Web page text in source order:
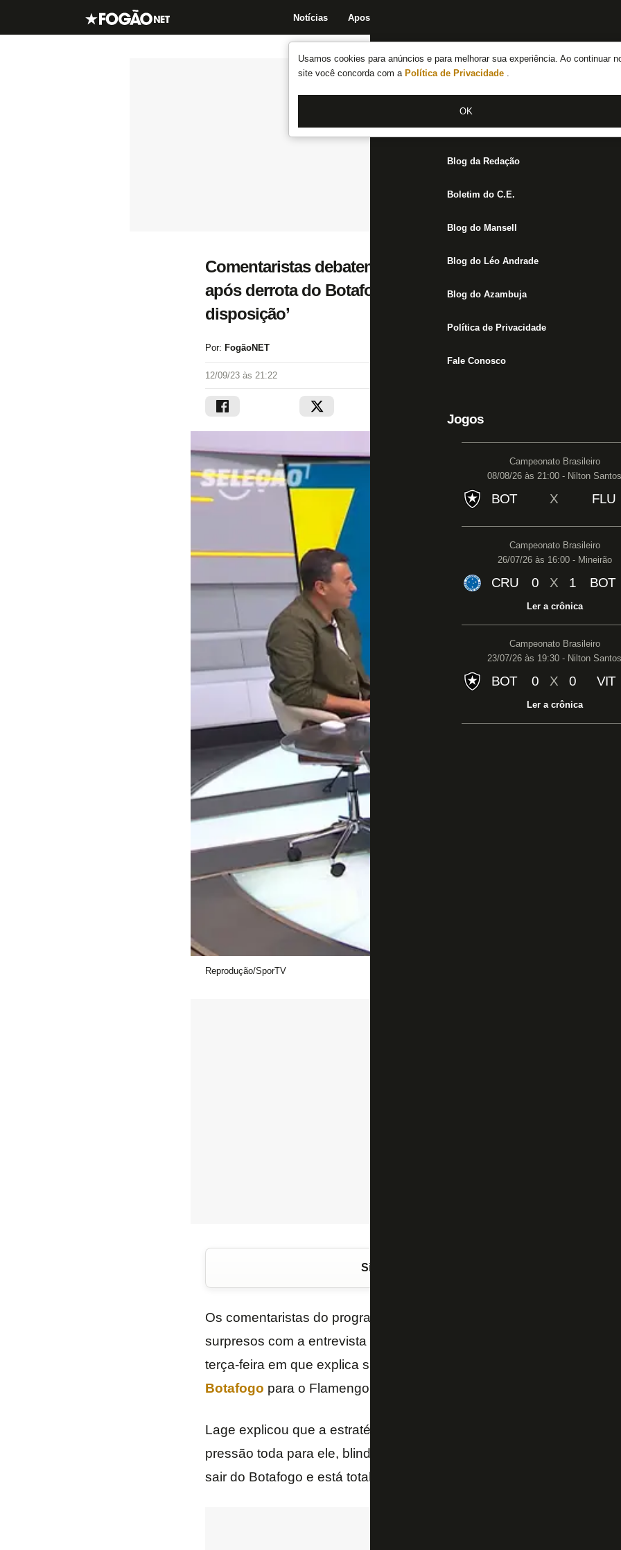
Usamos cookies para anúncios e para melhorar sua experiência. Ao continuar
site você concorda com a Política de Privacidade .
OK
Notícias Apostas
Notícias do Botafogo
Fórum
Jogos
Blog da Redação
Boletim do C.E.
Blog do Mansell
Blog do Léo Andrade
Blog do Azambuja
Política de Privacidade
Fale Conosco
Jogos
Campeonato Brasileiro
08/08/26 às 21:00 - Nilton Santos
BOT X FLU
Campeonato Brasileiro
26/07/26 às 16:00 - Mineirão
CRU 0 X 1 BOT
Ler a crônica
Campeonato Brasileiro
23/07/26 às 19:30 - Nilton Santos
BOT 0 X 0 VIT
Ler a crônica
Comentaristas debatem explicação de Bruno Lage
após derrota do Botafogo: ‘Podia ter falado sem colocar
disposição’
Por: FogãoNET
12/09/23 às 21:22
Reprodução/SporTV
Siga o FogãoNET
Os comentaristas do programa “Seleção SporTV” ficaram um pouco
surpresos com a entrevista do técnico
terça-feira em que explica sua estratégia no desabafo que deu após
Botafogo para o Flamengo, no último dia 2.
Lage explicou que a estratégia de colocar o cargo à disposição foi
pressão toda para ele, blindando os jogadores. O português afirmou
sair do Botafogo e está totalmente entregue ao trabalho.